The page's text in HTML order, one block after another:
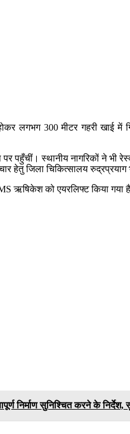
लगभग 300 मीटर गहरी खाई में
स्थानीय नागरिकों ने भी
हेतु जिला चिकित्सालय रुद्रप्रयाग
ऋषिकेश को एयरलिफ्ट किया गया
निर्माण सुनिश्चित करने के निर्देश,